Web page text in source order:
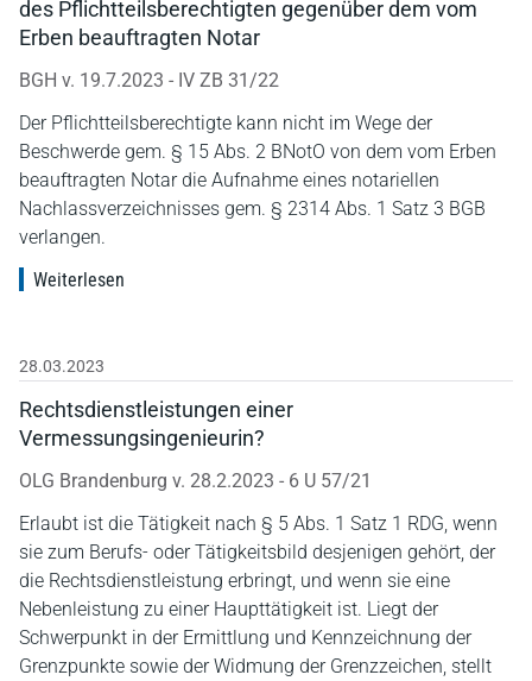
des Pflichtteilsberechtigten gegenüber dem vom
Erben beauftragten Notar
BGH v. 19.7.2023 - IV ZB 31/22
Der Pflichtteilsberechtigte kann nicht im Wege der
Beschwerde gem. § 15 Abs. 2 BNotO von dem vom Erben
beauftragten Notar die Aufnahme eines notariellen
Nachlassverzeichnisses gem. § 2314 Abs. 1 Satz 3 BGB
verlangen.
Weiterlesen
28.03.2023
Rechtsdienstleistungen einer
Vermessungsingenieurin?
OLG Brandenburg v. 28.2.2023 - 6 U 57/21
Erlaubt ist die Tätigkeit nach § 5 Abs. 1 Satz 1 RDG, wenn
sie zum Berufs- oder Tätigkeitsbild desjenigen gehört, der
die Rechtsdienstleistung erbringt, und wenn sie eine
Nebenleistung zu einer Haupttätigkeit ist. Liegt der
Schwerpunkt in der Ermittlung und Kennzeichnung der
Grenzpunkte sowie der Widmung der Grenzzeichen, stellt